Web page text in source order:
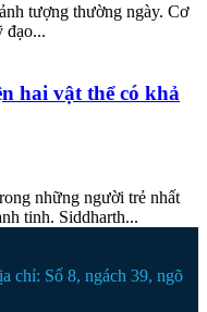
tượng thường ngày. Cơ
đạo...
hai vật thể có khả
những người trẻ nhất
tinh. Siddharth...
Số 8, ngách 39, ngõ